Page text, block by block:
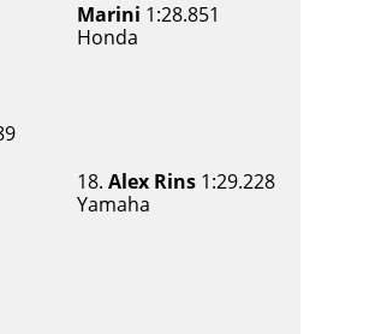
Marini 1:28.851
Honda
18. Alex Rins 1:29.228
Yamaha